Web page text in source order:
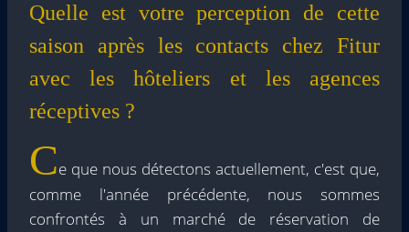
Quelle est votre perception de cette
saison après les contacts chez Fitur
avec les hôteliers et les agences
réceptives ?
Ce que nous détectons actuellement, c'est que,
comme l'année précédente, nous sommes
confrontés à un marché de réservation de